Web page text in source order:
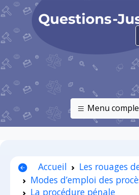
Menu
Accueil
Les rouages
Modes d’emploi des
La procédure pénale